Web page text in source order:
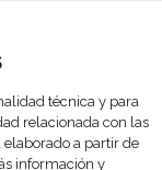
técnica y para
relacionada con las
elaborado a partir de
información y